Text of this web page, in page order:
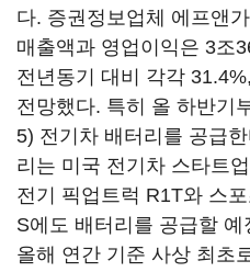
다. 증권정보업체 에프앤
매출액과 영업이익은 3조
전년동기 대비 각각
전망했다. 특히 올 하반기
5) 전기차 배터리를 공급
리는 미국 전기차 스타트
전기 픽업트럭 R1T와 스
S에도 배터리를 공급할
올해 연간 기준 사상 최초